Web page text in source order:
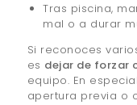
Tras piscina,
mal o a durar
Si reconoces
es dejar de forzar
equipo. En
apertura previa o